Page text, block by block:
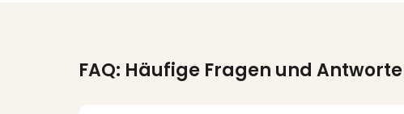
FAQ: Häufige Fragen und